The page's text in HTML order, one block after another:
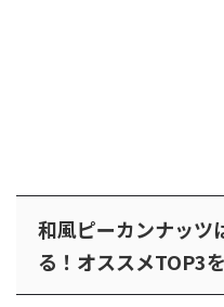
和風ピーカンナッツ
る！オススメTOP3